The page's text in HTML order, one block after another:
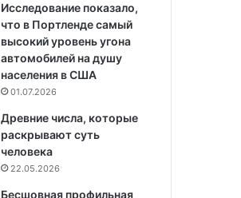
Исследование показало,
что в Портленде самый
высокий уровень угона
автомобилей на душу
населения в США
01.07.2026
Древние числа, которые
раскрывают суть
человека
22.05.2026
Бесшовная профильная